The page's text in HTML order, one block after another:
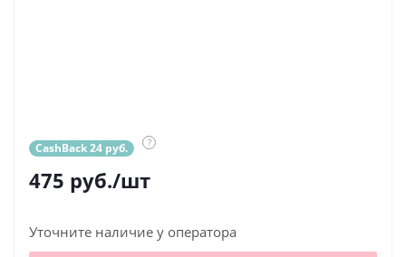
CashBack 24 руб. ?
475 руб./шт
Уточните наличие у оператора